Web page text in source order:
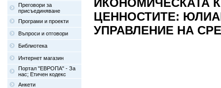
Преговори за
присъединяване
Програми и проекти
Въпроси и отговори
Библиотека
Интернет магазин
Портал "ЕВРОПА" - За
нас; Етичен кодекс
Анкети
ИКОНОМИЧЕСКАТА
ЦЕННОСТИТЕ:
УПРАВЛЕНИЕ НА